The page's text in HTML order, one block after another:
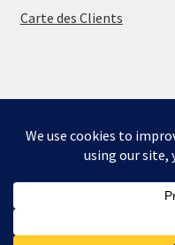
Bienvenue sur la
Carte des Clients
© La boutique de Mumbly
Built with